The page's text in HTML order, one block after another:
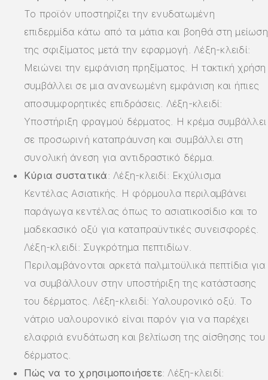
Το προϊόν υποστηρίζει την ενυδατωμένη
επιδερμίδα κάτω από τα μάτια και βοηθά στη μείωση
της σφιξίματος μετά την εφαρμογή. Λέξη-κλειδί:
Μειώνει την εμφάνιση πρηξίματος. Η τακτική χρήση
συμβάλλει σε μια ανανεωμένη εμφάνιση και ήπιες
αποσυμφορητικές επιδράσεις. Λέξη-κλειδί:
Υποστήριξη φραγμού δέρματος. Η κρέμα συμβάλλει
σε προσωρινή καταπράυνση και συμβάλλει στη
συνολική άνεση για αντιδραστικό δέρμα.
Κύρια συστατικά: Λέξη-κλειδί: Εκχύλισμα
Κεντέλας Ασιατικής. Η φόρμουλα περιλαμβάνει
παράγωγα κεντέλας όπως το ασιατικοσίδιο και το
μαδεκασικό οξύ για καταπραϋντικές συνεισφορές.
Λέξη-κλειδί: Συγκρότημα πεπτιδίων.
Περιλαμβάνονται αρκετά παλμιτοϋλικά πεπτίδια για
να συμβάλλουν στην υποστήριξη της κατάστασης
του δέρματος. Λέξη-κλειδί: Υαλουρονικό οξύ. Το
νάτριο υαλουρονικό είναι παρόν για να παρέχει
ελαφριά ενυδάτωση και βελτίωση της αίσθησης του
δέρματος.
Πώς να το χρησιμοποιήσετε: Λέξη-κλειδί: